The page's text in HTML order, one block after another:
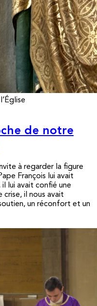
de notre
à regarder la figure
François lui avait
lui avait confié une
crise, il nous avait
un réconfort et un